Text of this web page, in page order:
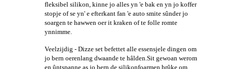
fleksibel silikon, kinne jo alles yn 'e bak en yn jo koffer
stopje of se yn' e efterkant fan 'e auto smite sûnder jo
soargen te hawwen oer it kraken of te folle romte
ynnimme.
Veelzijdig - Dizze set befettet alle essensjele dingen om
jo bern oerenlang dwaande te hâlden.Sit gewoan werom
en ûntspanne as jo bern de silikonfoarmen brûke om